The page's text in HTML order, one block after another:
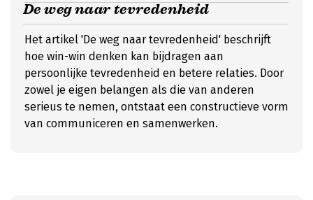
De weg naar tevredenheid
Het artikel 'De weg naar tevredenheid' beschrijft
hoe win-win denken kan bijdragen aan
persoonlijke tevredenheid en betere relaties. Door
zowel je eigen belangen als die van anderen
serieus te nemen, ontstaat een constructieve vorm
van communiceren en samenwerken.